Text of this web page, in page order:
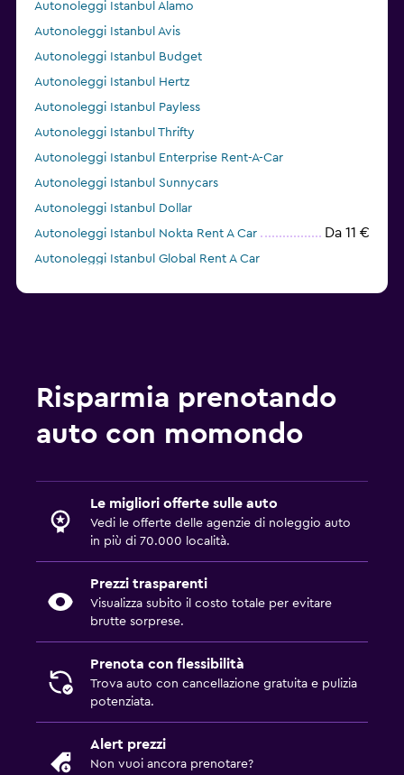
Autonoleggi Istanbul Alamo
Autonoleggi Istanbul Avis
Autonoleggi Istanbul Budget
Autonoleggi Istanbul Hertz
Autonoleggi Istanbul Payless
Autonoleggi Istanbul Thrifty
Autonoleggi Istanbul Enterprise Rent-A-Car
Autonoleggi Istanbul Sunnycars
Autonoleggi Istanbul Dollar
Autonoleggi Istanbul Nokta Rent A Car
Da 11 €
Autonoleggi Istanbul Global Rent A Car
Risparmia prenotando
auto con momondo
Le migliori offerte sulle auto
Vedi le offerte delle agenzie di noleggio auto
in più di 70.000 località.
Prezzi trasparenti
Visualizza subito il costo totale per evitare
brutte sorprese.
Prenota con flessibilità
Trova auto con cancellazione gratuita e pulizia
potenziata.
Alert prezzi
Non vuoi ancora prenotare?